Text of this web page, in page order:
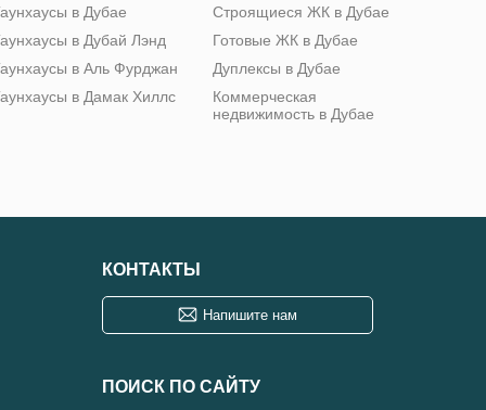
в Дубае
в Дубай Лэнд
в Аль Фурджан
в Дамак Хиллс
Строящиеся ЖК в Дубае
Готовые ЖК в Дубае
Дуплексы в Дубае
Коммерческая
недвижимость в Дубае
КОНТАКТЫ
Напишите нам
ПОИСК ПО САЙТУ